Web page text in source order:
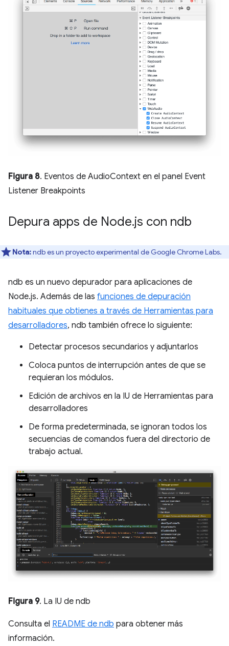
Figura 8. Eventos de AudioContext en el panel Event
Listener Breakpoints
Depura apps de Node.js con ndb
Nota:ndb es un proyecto experimental de Google Chrome Labs.
ndb es un nuevo depurador para aplicaciones de
Node.js. Además de las funciones de depuración
habituales que obtienes a través de Herramientas para
desarrolladores, ndb también ofrece lo siguiente:
Detectar procesos secundarios y adjuntarlos
Coloca puntos de interrupción antes de que se
requieran los módulos.
Edición de archivos en la IU de Herramientas para
desarrolladores
De forma predeterminada, se ignoran todos los
secuencias de comandos fuera del directorio de
trabajo actual.
Figura 9. La IU de ndb
Consulta el README de ndb para obtener más
información.